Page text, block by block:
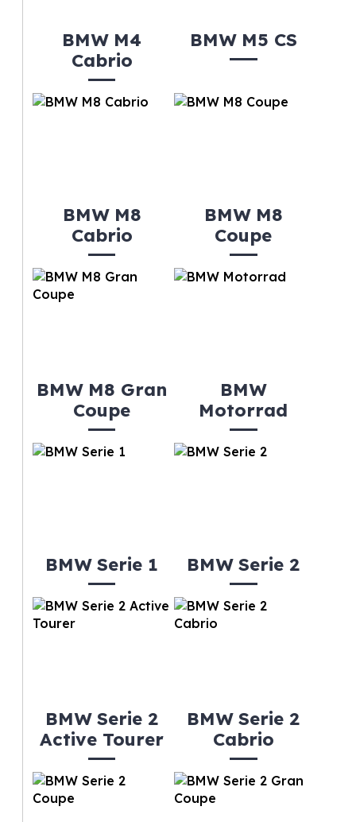
BMW M4
Cabrio
BMW M5 CS
BMW M8
Cabrio
BMW M8
Coupe
BMW M8 Gran
Coupe
BMW
Motorrad
BMW Serie 1 BMW Serie 2
BMW Serie 2
Active Tourer
BMW Serie 2
Cabrio